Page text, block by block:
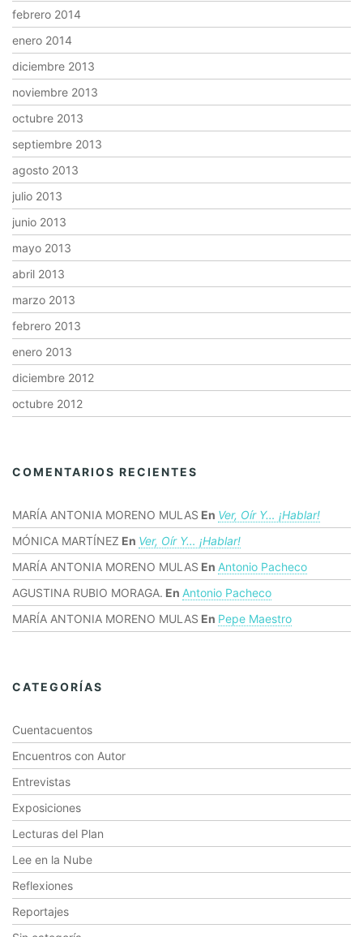
febrero 2014
enero 2014
diciembre 2013
noviembre 2013
octubre 2013
septiembre 2013
agosto 2013
julio 2013
junio 2013
mayo 2013
abril 2013
marzo 2013
febrero 2013
enero 2013
diciembre 2012
octubre 2012
COMENTARIOS RECIENTES
MARÍA ANTONIA MORENO MULAS En Ver, Oír Y… ¡hablar!
MÓNICA MARTÍNEZ En Ver, Oír Y… ¡hablar!
MARÍA ANTONIA MORENO MULAS En Antonio Pacheco
AGUSTINA RUBIO MORAGA. En Antonio Pacheco
MARÍA ANTONIA MORENO MULAS En Pepe Maestro
CATEGORÍAS
Cuentacuentos
Encuentros con Autor
Entrevistas
Exposiciones
Lecturas del Plan
Lee en la Nube
Reflexiones
Reportajes